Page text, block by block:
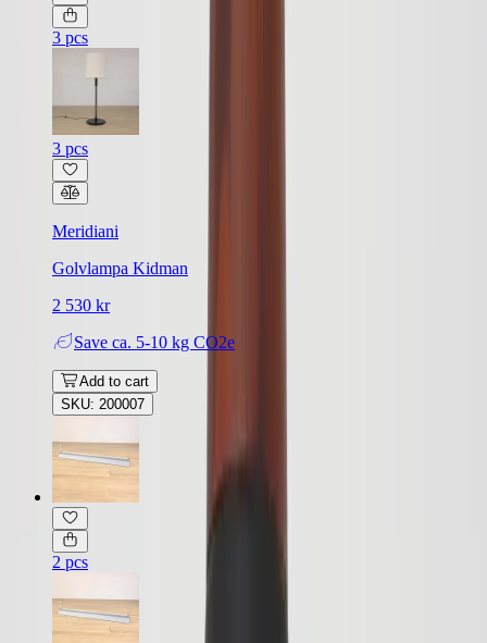
3 pcs
3 pcs
Meridiani
Golvlampa Kidman
2 530 kr
Save ca. 5-10 kg CO2e
Add to cart
SKU: 200007
2 pcs